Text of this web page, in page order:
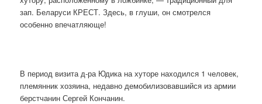
зап. Беларуси КРЕСТ. Здесь, в глуши, он смотрелся
особенно впечатляюще!
В период визита д-ра Юдика на хуторе находился 1 человек,
племянник хозяина, недавно демобилизовавшийся из армии
берстчанин Сергей Кончанин.